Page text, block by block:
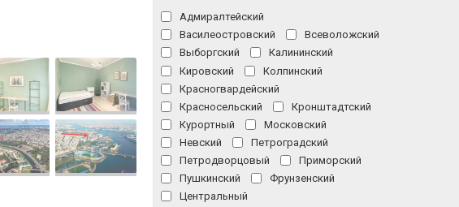
Адмиралтейский
Василеостровский
Всеволожский
Выборгский
Калининский
Кировский
Колпинский
Красногвардейский
Красносельский
Кронштадтский
Курортный
Московский
Невский
Петроградский
Петродворцовый
Приморский
Пушкинский
Фрунзенский
Центральный